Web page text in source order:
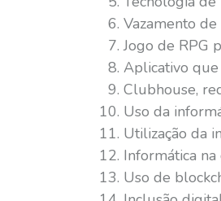
Vazamento
Jogo de RPG
Aplicativo que
Clubhouse,
Uso da
Utilização da
Informática
Uso de